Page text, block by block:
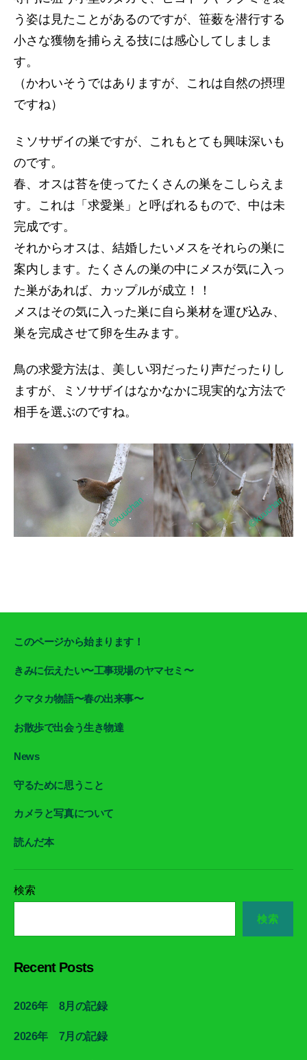
う姿は見たことがあるのですが、笹薮を潜行する
小さな獲物を捕らえる技には感心してしましま
す。
（かわいそうではありますが、これは自然の摂理
ですね）
ミソサザイの巣ですが、これもとても興味深いも
のです。
春、オスは苔を使ってたくさんの巣をこしらえま
す。これは「求愛巣」と呼ばれるもので、中は未
完成です。
それからオスは、結婚したいメスをそれらの巣に
案内します。たくさんの巣の中にメスが気に入っ
た巣があれば、カップルが成立！！
メスはその気に入った巣に自ら巣材を運び込み、
巣を完成させて卵を生みます。
鳥の求愛方法は、美しい羽だったり声だったりし
ますが、ミソサザイはなかなかに現実的な方法で
相手を選ぶのですね。
このページから始まります！
きみに伝えたい〜工事現場のヤマセミ〜
クマタカ物語〜春の出来事〜
お散歩で出会う生き物達
News
守るために思うこと
カメラと写真について
読んだ本
検索
検索
Recent Posts
2026年 8月の記録
2026年 7月の記録